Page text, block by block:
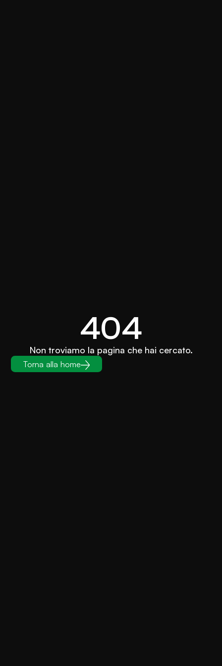
404
Non troviamo la pagina che hai cercato.
Torna alla home